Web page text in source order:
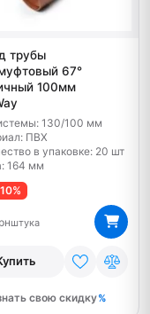
трубы
67°
100мм
130/100 мм
ПВХ
в упаковке: 20 шт
164 мм
штука
свою скидку